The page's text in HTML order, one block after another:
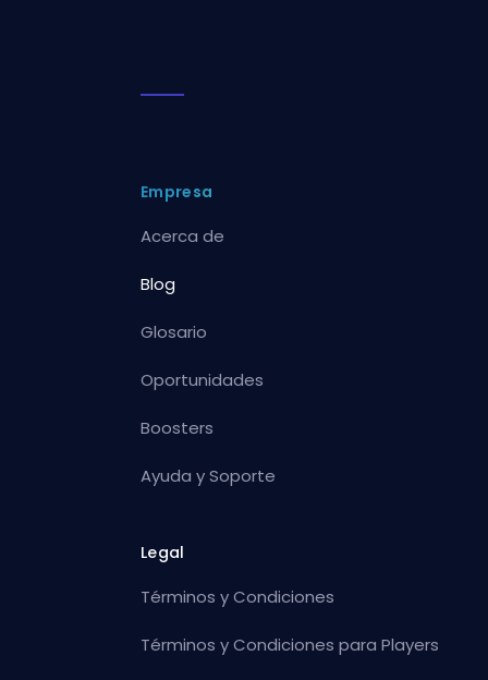
Empresa
Acerca de
Blog
Glosario
Oportunidades
Boosters
Ayuda y Soporte
Legal
Términos y Condiciones
Términos y Condiciones para Players